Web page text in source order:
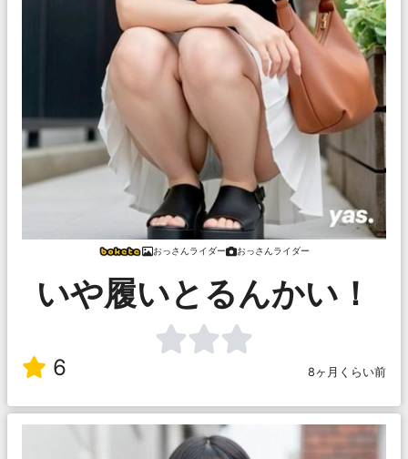
おっさんライダー おっさんライダー
いや履いとるんかい！
6 8ヶ月くらい前